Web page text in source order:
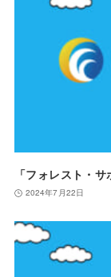
「フォレスト・
2024年7月22日